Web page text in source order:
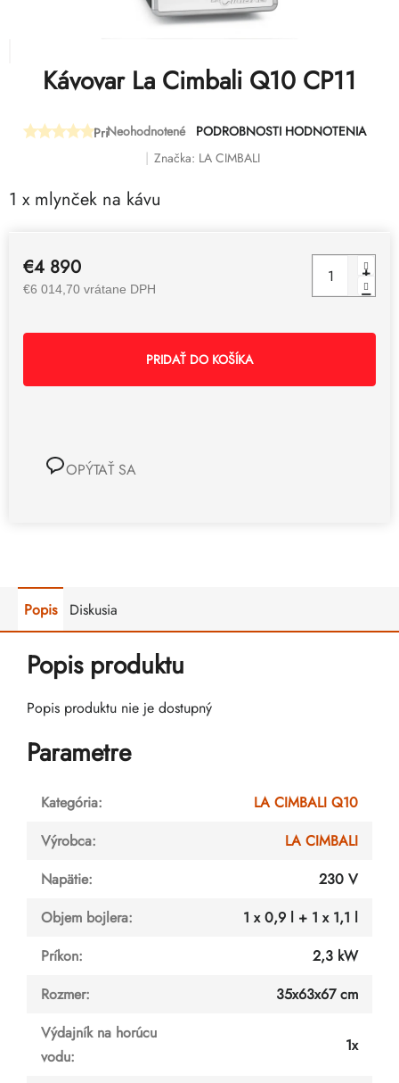
Kávovar La Cimbali Q10 CP11
Priemerné
hodnotenie
0,0
Neohodnotené
PODROBNOSTI HODNOTENIA
Značka: LA CIMBALI
1 x mlynček na kávu
€4 890
€6 014,70 vrátane DPH
PRIDAŤ DO KOŠÍKA
OPÝTAŤ SA
Popis Diskusia
Popis produktu
Popis produktu nie je dostupný
Parametre
Kategória:
LA CIMBALI Q10
Výrobca:
LA CIMBALI
Napätie:
230 V
Objem bojlera:
1 x 0,9 l + 1 x 1,1 l
Príkon:
2,3 kW
Rozmer:
35x63x67 cm
Výdajník na horúcu
vodu:
1x